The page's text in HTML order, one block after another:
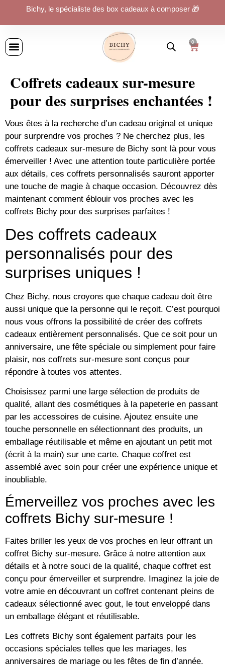
Bichy, le spécialiste des box cadeaux à composer 🎁
0
Coffrets cadeaux sur-mesure
pour des surprises enchantées !
Vous êtes à la recherche d’un cadeau original et unique
pour surprendre vos proches ? Ne cherchez plus, les
coffrets cadeaux sur-mesure de Bichy sont là pour vous
émerveiller ! Avec une attention toute particulière portée
aux détails, ces coffrets personnalisés sauront apporter
une touche de magie à chaque occasion. Découvrez dès
maintenant comment éblouir vos proches avec les
coffrets Bichy pour des surprises parfaites !
Des coffrets cadeaux
personnalisés pour des
surprises uniques !
Chez Bichy, nous croyons que chaque cadeau doit être
aussi unique que la personne qui le reçoit. C’est pourquoi
nous vous offrons la possibilité de créer des coffrets
cadeaux entièrement personnalisés. Que ce soit pour un
anniversaire, une fête spéciale ou simplement pour faire
plaisir, nos coffrets sur-mesure sont conçus pour
répondre à toutes vos attentes.
Choisissez parmi une large sélection de produits de
qualité, allant des cosmétiques à la papeterie en passant
par les accessoires de cuisine. Ajoutez ensuite une
touche personnelle en sélectionnant des produits, un
emballage réutilisable et même en ajoutant un petit mot
(écrit à la main) sur une carte. Chaque coffret est
assemblé avec soin pour créer une expérience unique et
inoubliable.
Émerveillez vos proches avec les
coffrets Bichy sur-mesure !
Faites briller les yeux de vos proches en leur offrant un
coffret Bichy sur-mesure. Grâce à notre attention aux
détails et à notre souci de la qualité, chaque coffret est
conçu pour émerveiller et surprendre. Imaginez la joie de
votre amie en découvrant un coffret contenant pleins de
cadeaux sélectionné avec gout, le tout enveloppé dans
un emballage élégant et réutilisable.
Les coffrets Bichy sont également parfaits pour les
occasions spéciales telles que les mariages, les
anniversaires de mariage ou les fêtes de fin d’année.